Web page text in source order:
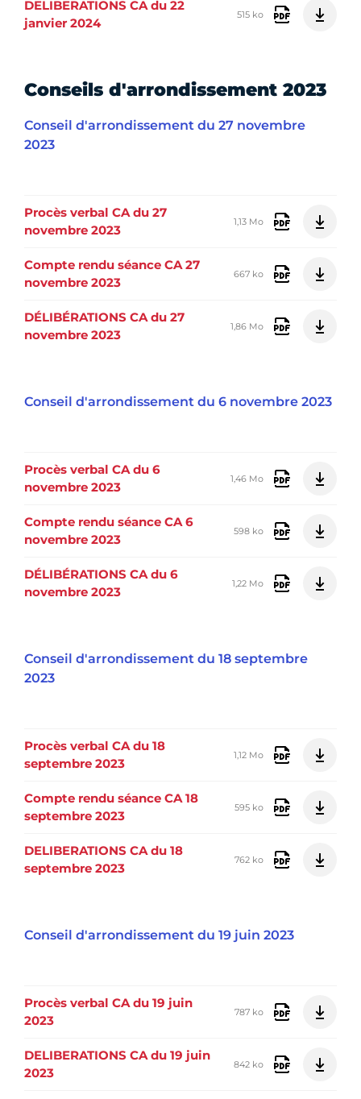
DELIBERATIONS CA du 22
janvier 2024
515 ko
Conseils d'arrondissement 2023
Conseil d'arrondissement du 27 novembre
2023
Procès verbal CA du 27
novembre 2023
1,13 Mo
Compte rendu séance CA 27
novembre 2023
667 ko
DÉLIBÉRATIONS CA du 27
novembre 2023
1,86 Mo
Conseil d'arrondissement du 6 novembre 2023
Procès verbal CA du 6
novembre 2023
1,46 Mo
Compte rendu séance CA 6
novembre 2023
598 ko
DÉLIBÉRATIONS CA du 6
novembre 2023
1,22 Mo
Conseil d'arrondissement du 18 septembre
2023
Procès verbal CA du 18
septembre 2023
1,12 Mo
Compte rendu séance CA 18
septembre 2023
595 ko
DELIBERATIONS CA du 18
septembre 2023
762 ko
Conseil d'arrondissement du 19 juin 2023
Procès verbal CA du 19 juin
2023
787 ko
DELIBERATIONS CA du 19 juin
2023
842 ko